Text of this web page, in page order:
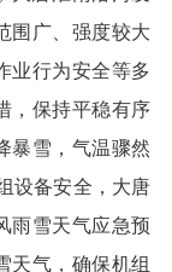
围广、强度较大
业行为安全等多
，保持平稳有序
暴雪，气温骤然
设备安全，大唐
雨雪天气应急预
天气，确保机组